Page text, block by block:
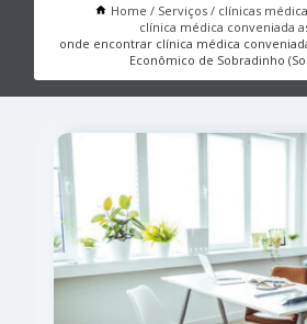
Home Serviços
clínicas
clínica médica conveniada
onde encontrar clínica médica
Econômico de Sobradinho